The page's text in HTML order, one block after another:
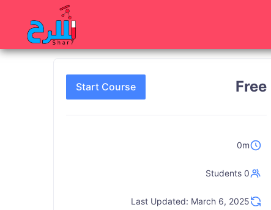
Free
Start Course
0m
0 Students
Last Updated: March 6, 2025